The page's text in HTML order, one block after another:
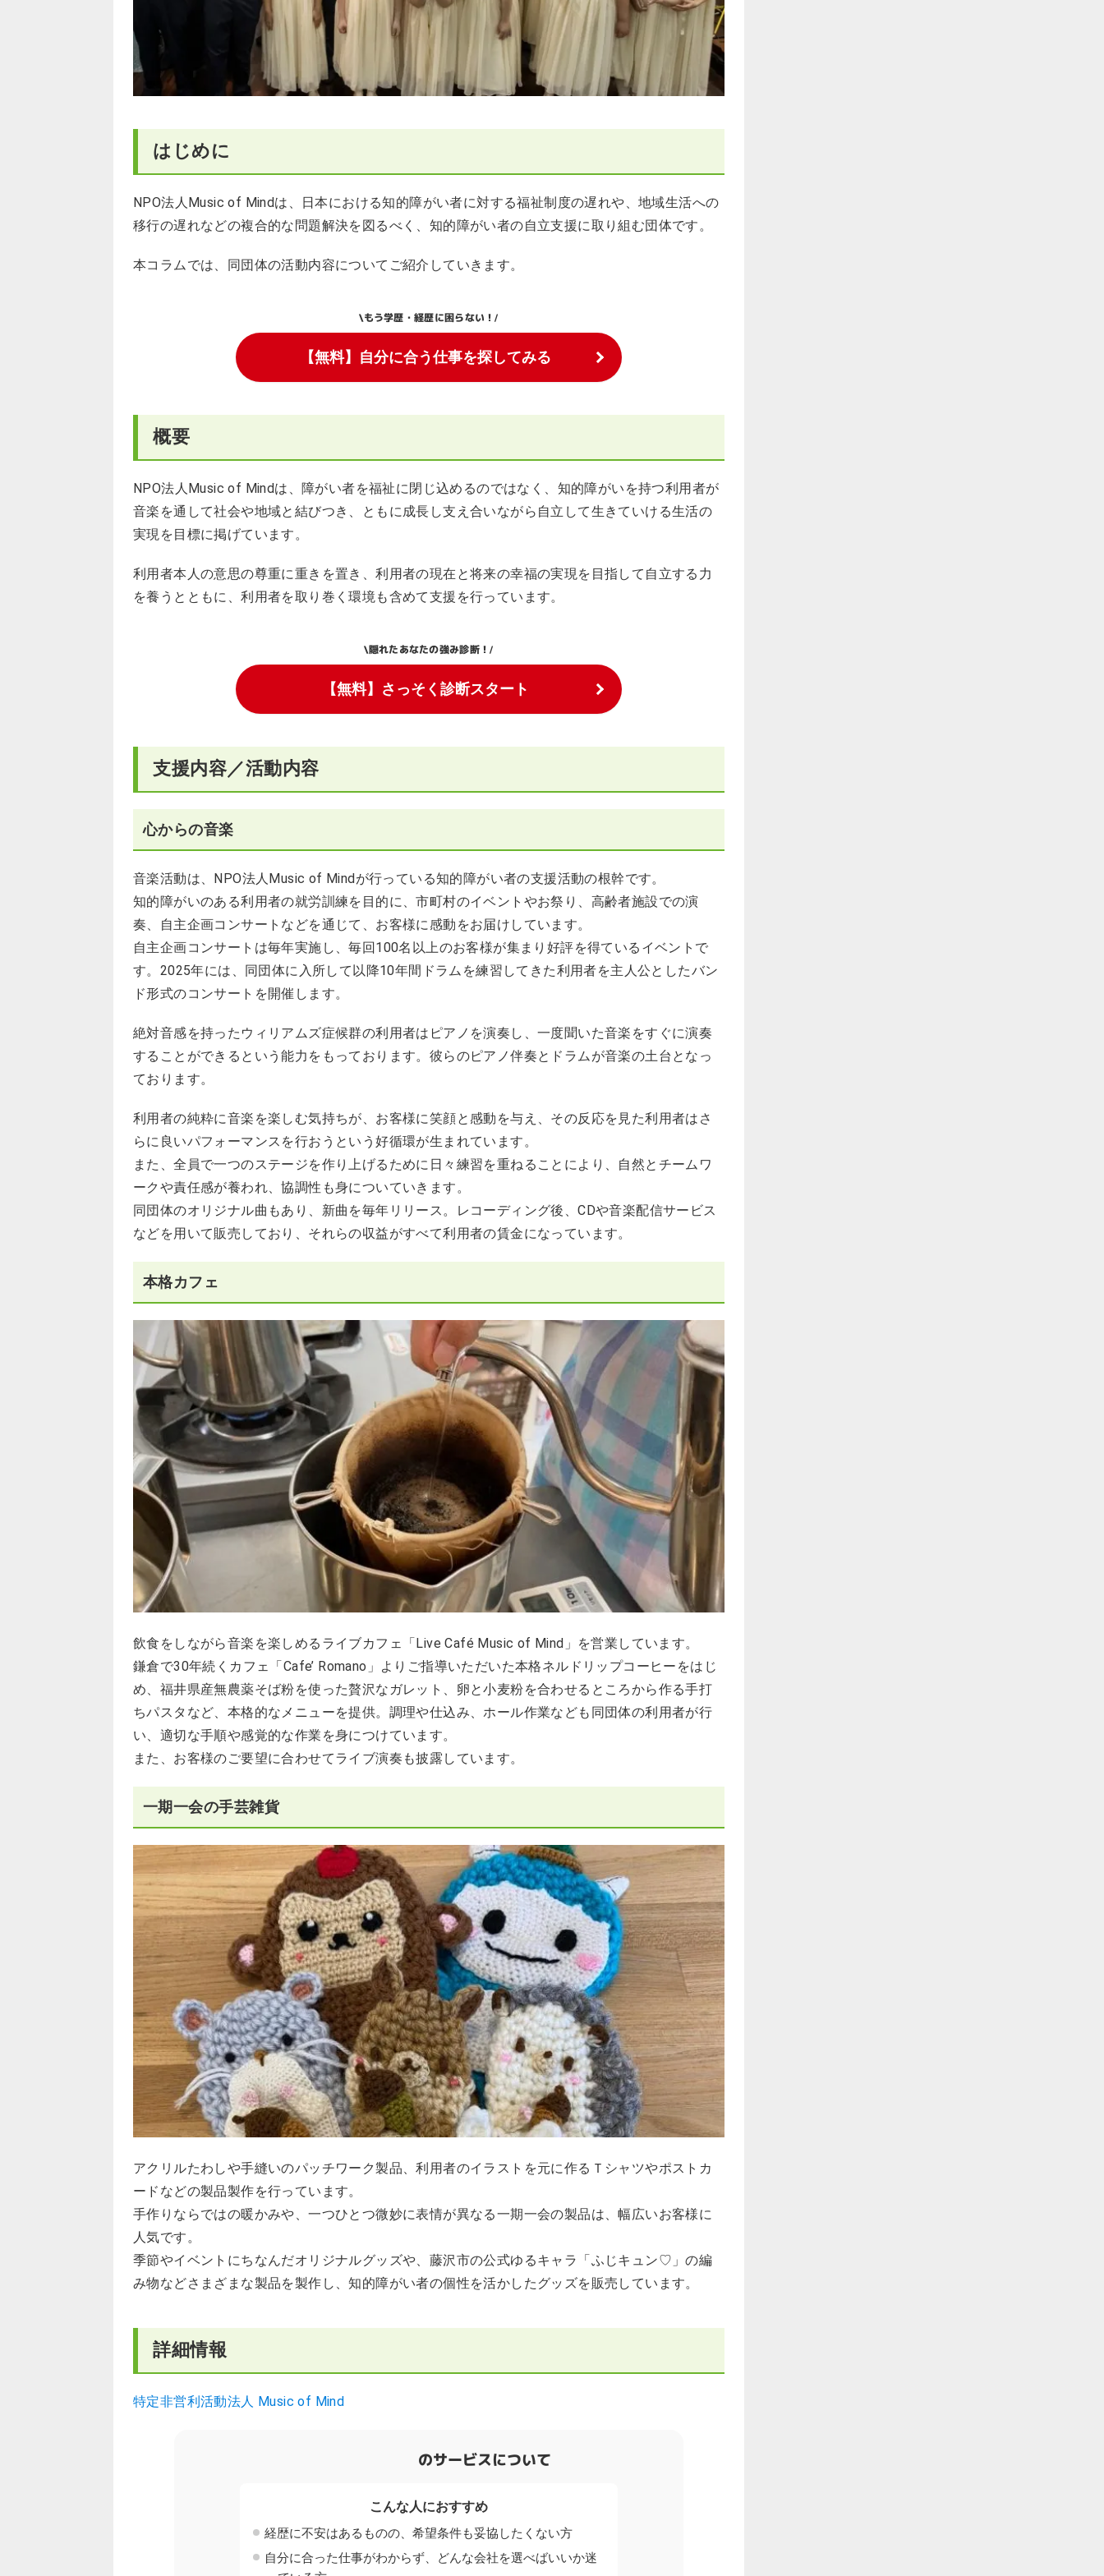
はじめに
NPO法人Music of Mindは、日本における知的障がい者に対する福祉制度の遅れや、地域生活への
移行の遅れなどの複合的な問題解決を図るべく、知的障がい者の自立支援に取り組む団体です。
本コラムでは、同団体の活動内容についてご紹介していきます。
\もう学歴・経歴に困らない！/
【無料】自分に合う仕事を探してみる
概要
NPO法人Music of Mindは、障がい者を福祉に閉じ込めるのではなく、知的障がいを持つ利用者が
音楽を通して社会や地域と結びつき、ともに成長し支え合いながら自立して生きていける生活の
実現を目標に掲げています。
利用者本人の意思の尊重に重きを置き、利用者の現在と将来の幸福の実現を目指して自立する力
を養うとともに、利用者を取り巻く環境も含めて支援を行っています。
\隠れたあなたの強み診断！/
【無料】さっそく診断スタート
支援内容／活動内容
心からの音楽
音楽活動は、NPO法人Music of Mindが行っている知的障がい者の支援活動の根幹です。
知的障がいのある利用者の就労訓練を目的に、市町村のイベントやお祭り、高齢者施設での演
奏、自主企画コンサートなどを通じて、お客様に感動をお届けしています。
自主企画コンサートは毎年実施し、毎回100名以上のお客様が集まり好評を得ているイベントで
す。2025年には、同団体に入所して以降10年間ドラムを練習してきた利用者を主人公としたバン
ド形式のコンサートを開催します。
絶対音感を持ったウィリアムズ症候群の利用者はピアノを演奏し、一度聞いた音楽をすぐに演奏
することができるという能力をもっております。彼らのピアノ伴奏とドラムが音楽の土台となっ
ております。
利用者の純粋に音楽を楽しむ気持ちが、お客様に笑顔と感動を与え、その反応を見た利用者はさ
らに良いパフォーマンスを行おうという好循環が生まれています。
また、全員で一つのステージを作り上げるために日々練習を重ねることにより、自然とチームワ
ークや責任感が養われ、協調性も身についていきます。
同団体のオリジナル曲もあり、新曲を毎年リリース。レコーディング後、CDや音楽配信サービス
などを用いて販売しており、それらの収益がすべて利用者の賃金になっています。
本格カフェ
飲食をしながら音楽を楽しめるライブカフェ「Live Café Music of Mind」を営業しています。
鎌倉で30年続くカフェ「Cafe’ Romano」よりご指導いただいた本格ネルドリップコーヒーをはじ
め、福井県産無農薬そば粉を使った贅沢なガレット、卵と小麦粉を合わせるところから作る手打
ちパスタなど、本格的なメニューを提供。調理や仕込み、ホール作業なども同団体の利用者が行
い、適切な手順や感覚的な作業を身につけています。
また、お客様のご要望に合わせてライブ演奏も披露しています。
一期一会の手芸雑貨
アクリルたわしや手縫いのパッチワーク製品、利用者のイラストを元に作るＴシャツやポストカ
ードなどの製品製作を行っています。
手作りならではの暖かみや、一つひとつ微妙に表情が異なる一期一会の製品は、幅広いお客様に
人気です。
季節やイベントにちなんだオリジナルグッズや、藤沢市の公式ゆるキャラ「ふじキュン♡」の編
み物などさまざまな製品を製作し、知的障がい者の個性を活かしたグッズを販売しています。
詳細情報
特定非営利活動法人 Music of Mind
のサービスについて
こんな人におすすめ
経歴に不安はあるものの、希望条件も妥協したくない方
自分に合った仕事がわからず、どんな会社を選べばいいか迷